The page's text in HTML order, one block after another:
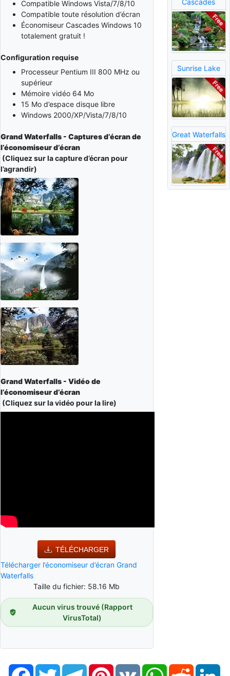
Compatible Windows Vista/7/8/10
Compatible toute résolution d’écran
Économiseur Cascades Windows 10
totalement gratuit !
Configuration requise
Processeur Pentium III 800 MHz ou
supérieur
Mémoire vidéo 64 Mo
15 Mo d’espace disque libre
Windows 2000/XP/Vista/7/8/10
Grand Waterfalls - Captures d’écran de
l’économiseur d’écran
(Cliquez sur la capture d’écran pour
l’agrandir)
Grand Waterfalls - Vidéo de
l’économiseur d’écran
(Cliquez sur la vidéo pour la lire)
TÉLÉCHARGER
Télécharger l’économiseur d’écran Grand
Waterfalls
Taille du fichier: 58.16 Mb
Aucun virus trouvé (Rapport
VirusTotal)
Cascades
Sunrise Lake
Great Waterfalls
FacebookTwitter TelegramPinterestVK WhatsAppReddit